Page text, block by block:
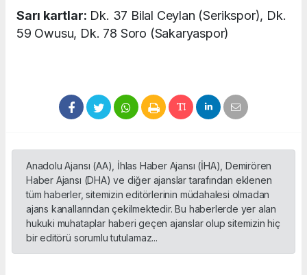
Sarı kartlar: Dk. 37 Bilal Ceylan (Serikspor), Dk.
59 Owusu, Dk. 78 Soro (Sakaryaspor)
Anadolu Ajansı (AA), İhlas Haber Ajansı (İHA), Demirören
Haber Ajansı (DHA) ve diğer ajanslar tarafından eklenen
tüm haberler, sitemizin editörlerinin müdahalesi olmadan
ajans kanallarından çekilmektedir. Bu haberlerde yer alan
hukuki muhataplar haberi geçen ajanslar olup sitemizin hiç
bir editörü sorumlu tutulamaz...